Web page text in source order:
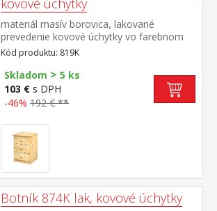
kovové úchytky
materiál masív borovica, lakované
prevedenie kovové úchytky vo farebnom
prevedení černená mosadz 3 zásuvky s
kovovými pojazdmi
Kód produktu: 819K
Skladom > 5 ks
103 € s DPH
-46% 192 € **
Botník 874K lak, kovové úchytky